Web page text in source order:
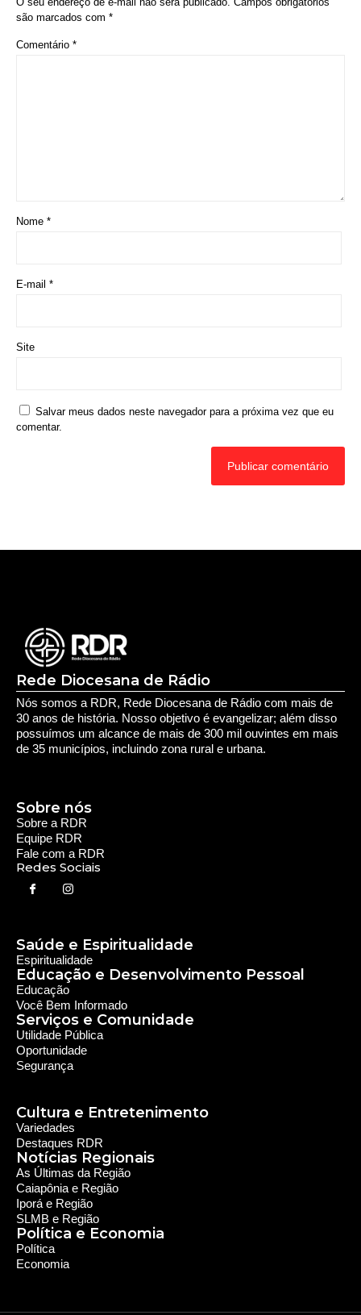
são marcados com *
Comentário *
Nome *
E-mail *
Site
Salvar meus dados neste navegador para a próxima vez que eu
comentar.
Rede Diocesana de Rádio
Nós somos a RDR, Rede Diocesana de Rádio com mais de
30 anos de história. Nosso objetivo é evangelizar; além disso
possuímos um alcance de mais de 300 mil ouvintes em mais
de 35 municípios, incluindo zona rural e urbana.
Sobre a RDR
Equipe RDR
Fale com a RDR
Redes Sociais
Sobre nós
Saúde e Espiritualidade
Espiritualidade
Educação e Desenvolvimento Pessoal
Educação
Você Bem Informado
Serviços e Comunidade
Utilidade Pública
Oportunidade
Segurança
Cultura e Entretenimento
Política e Economia
Notícias Regionais
Política
Economia
As Últimas da Região
Caiapônia e Região
Iporá e Região
SLMB e Região
Variedades
Destaques RDR